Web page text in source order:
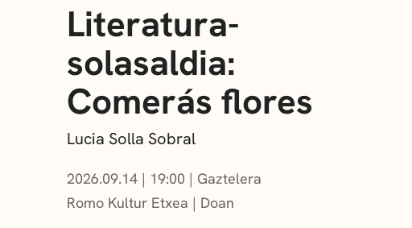
Literatura-
solasaldia:
Comerás flores
Lucia Solla Sobral
2026.09.14 | 19:00
Gaztelera
Romo Kultur Etxea
Doan